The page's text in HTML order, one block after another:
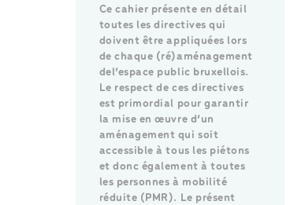
Ce cahier présente en détail
toutes les directives qui
doivent être appliquées lors
de chaque (ré)aménagement
del’espace public bruxellois.
Le respect de ces directives
est primordial pour garantir
la mise en œuvre d’un
aménagement qui soit
accessible à tous les piétons
et donc également à toutes
les personnes à mobilité
réduite (PMR). Le présent